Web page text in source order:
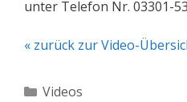
unter Telefon Nr. 03301-
« zurück zur Video-
Kategorien
Videos